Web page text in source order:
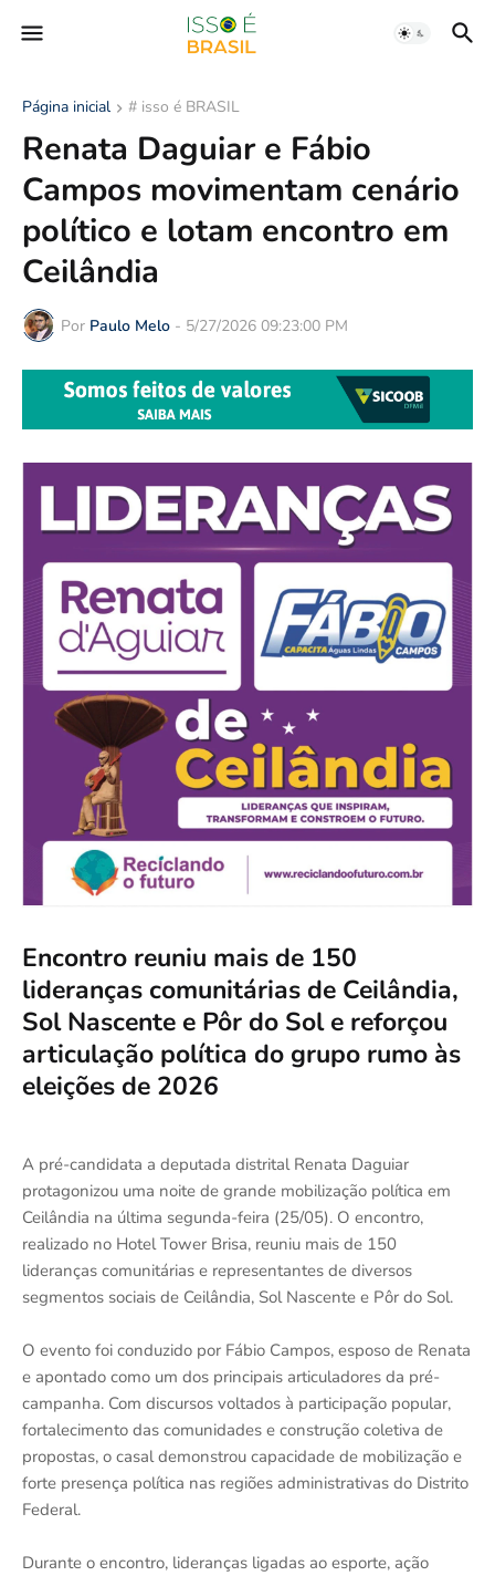
Página inicial # isso é BRASIL
Renata Daguiar e Fábio
Campos movimentam cenário
político e lotam encontro em
Ceilândia
Por Paulo Melo - 5/27/2026 09:23:00 PM
Encontro reuniu mais de 150
lideranças comunitárias de Ceilândia,
Sol Nascente e Pôr do Sol e reforçou
articulação política do grupo rumo às
eleições de 2026
A pré-candidata a deputada distrital Renata Daguiar
protagonizou uma noite de grande mobilização política em
Ceilândia na última segunda-feira (25/05). O encontro,
realizado no Hotel Tower Brisa, reuniu mais de 150
lideranças comunitárias e representantes de diversos
segmentos sociais de Ceilândia, Sol Nascente e Pôr do Sol.
O evento foi conduzido por Fábio Campos, esposo de Renata
e apontado como um dos principais articuladores da pré-
campanha. Com discursos voltados à participação popular,
fortalecimento das comunidades e construção coletiva de
propostas, o casal demonstrou capacidade de mobilização e
forte presença política nas regiões administrativas do Distrito
Federal.
Durante o encontro, lideranças ligadas ao esporte, ação